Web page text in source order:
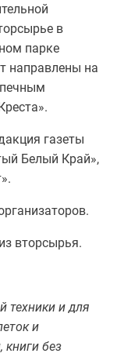
в
парке
направлены на
газеты
Белый Край»,
вторсырья.
техники и для
и
книги без